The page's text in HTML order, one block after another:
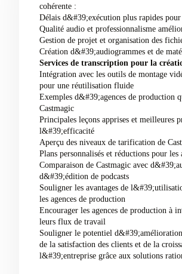
À propos de nous
cohérente :
Délais d&#39;exécution plus rapides
Qualité audio et professionnalisme
Gestion de projet et organisation des
Création d&#39;audiogrammes et de
Services de transcription pour la
Intégration avec les outils de montage
pour une réutilisation fluide
Exemples d&#39;agences de production
Castmagic
Principales leçons apprises et meilleures
l&#39;efficacité
Aperçu des niveaux de tarification de
Plans personnalisés et réductions pour les
Comparaison de Castmagic avec
d&#39;édition de podcasts
Souligner les avantages de
les agences de production
Encourager les agences de production à
leurs flux de travail
Souligner le potentiel
de la satisfaction des clients et de la
l&#39;entreprise grâce aux solutions